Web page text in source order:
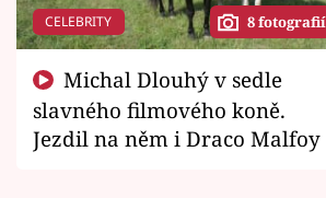
CELEBRITY 8 fotografií
slavného filmového koně.
Jezdil na něm i Draco Malfoy